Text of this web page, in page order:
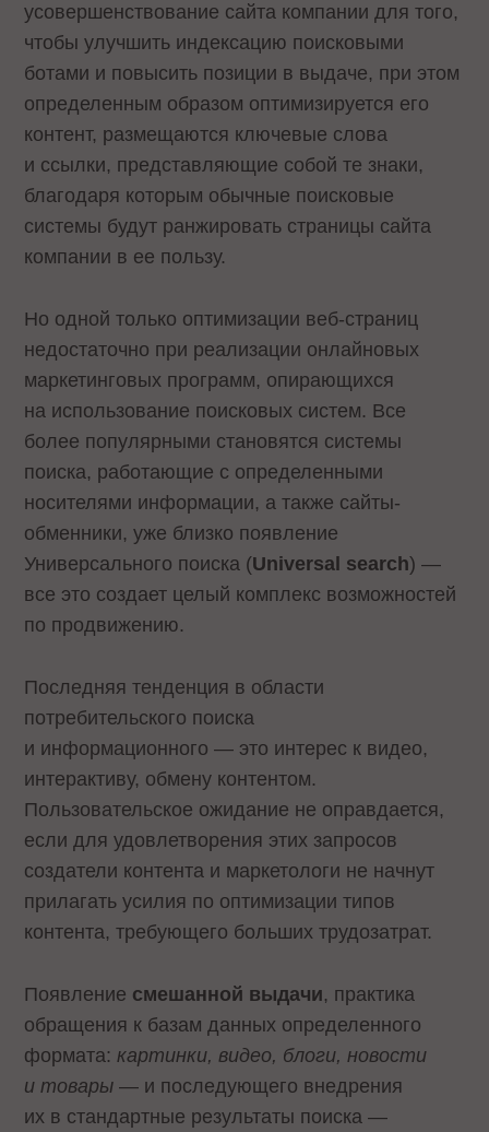
усовершенствование сайта компании для того,
чтобы улучшить индексацию поисковыми
ботами и повысить позиции в выдаче, при этом
определенным образом оптимизируется его
контент, размещаются ключевые слова
и ссылки, представляющие собой те знаки,
благодаря которым обычные поисковые
системы будут ранжировать страницы сайта
компании в ее пользу.
Но одной только оптимизации веб-страниц
недостаточно при реализации онлайновых
маркетинговых программ, опирающихся
на использование поисковых систем. Все
более популярными становятся системы
поиска, работающие с определенными
носителями информации, а также сайты-
обменники, уже близко появление
Универсального поиска (Universal search) —
все это создает целый комплекс возможностей
по продвижению.
Последняя тенденция в области
потребительского поиска
и информационного — это интерес к видео,
интерактиву, обмену контентом.
Пользовательское ожидание не оправдается,
если для удовлетворения этих запросов
создатели контента и маркетологи не начнут
прилагать усилия по оптимизации типов
контента, требующего больших трудозатрат.
Появление смешанной выдачи, практика
обращения к базам данных определенного
формата:картинки, видео, блоги, новости
и товары— и последующего внедрения
их в стандартные результаты поиска —